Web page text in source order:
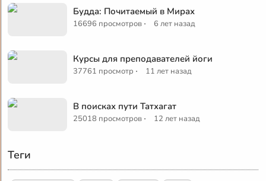
Будда: Почитаемый в Мирах
16696 просмотров · 6 лет назад
Курсы для преподавателей йоги
37761 просмотр · 11 лет назад
В поисках пути Татхагат
25018 просмотров · 12 лет назад
Теги